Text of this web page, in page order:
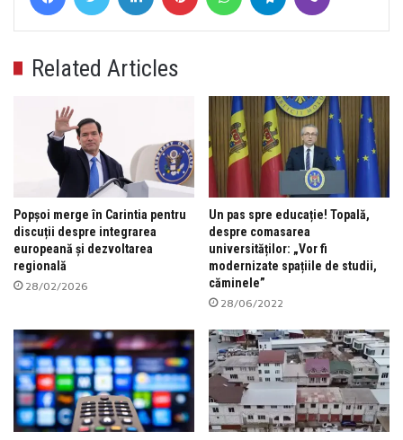
Related Articles
Popșoi merge în Carintia pentru
discuții despre integrarea
europeană și dezvoltarea
regională
28/02/2026
Un pas spre educație! Topală,
despre comasarea
universităților: „Vor fi
modernizate spațiile de studii,
căminele”
28/06/2022